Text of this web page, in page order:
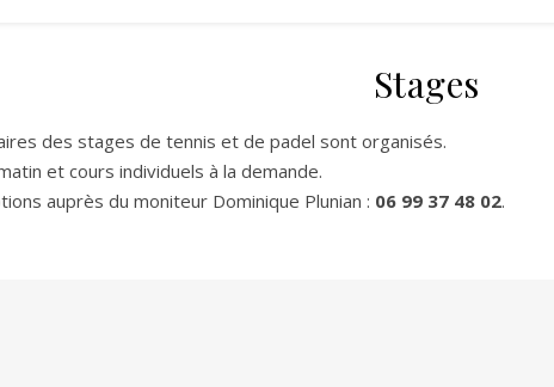
Stages
des stages de tennis et de padel sont organisés.
et cours individuels à la demande.
auprès du moniteur Dominique Plunian : 06 99 37 48 02.